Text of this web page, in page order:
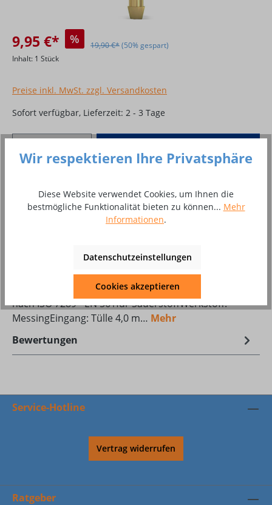
9,95 €* % 19,90 €*(50% gespart)
Inhalt: 1 Stück
Preise inkl. MwSt. zzgl. Versandkosten
Sofort verfügbar, Lieferzeit: 2 - 3 Tage
Produkt Anzahl: Gib den gewünschten
Zum Merkzettel hinzufügen
10025925
WITT-Schlauchkupplungskörper SK 100-1 / SK 100-2,
nach ISO 7289 - EN 561für SauerstoffWerkstoff:
MessingEingang: Tülle 4,0 m… Mehr
Bewertungen
Service-Hotline
Vertrag widerrufen
Ratgeber
Wir respektieren Ihre Privatsphäre
Diese Website verwendet Cookies, um Ihnen die
bestmögliche Funktionalität bieten zu können... Mehr
Informationen.
Datenschutzeinstellungen
Cookies akzeptieren